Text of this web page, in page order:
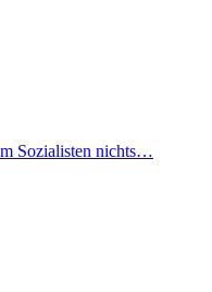
Sozialisten nichts…